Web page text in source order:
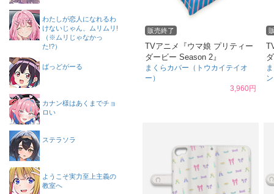
販売終了
TVアニメ『ウマ娘 プリティー
ダービー Season 2』
まくらカバー（トウカイテイオ
ー）
3,960円
わたしが恋人になれるわ
けないじゃん、ムリムリ!
（※ムリじゃなかっ
た!?）
ばっどがーる
カナン様はあくまでチョ
ロい
ステラソラ
ようこそ実力至上主義の
教室へ